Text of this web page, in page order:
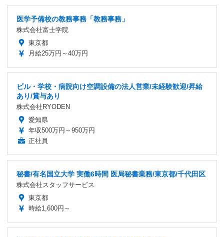
医学予備校の教務事務「教務事務」
株式会社富士学院
東京都
月給25万円～40万円
ビル・学校・病院向け空調設備の法人営業/未経験歓迎/昇給
あり/賞与あり
株式会社RYODEN
愛知県
年収500万円～950万円
正社員
秘書/有名国立大学 実働6時間 医局秘書業務/東京都/千代田区
株式会社スタッフサービス
東京都
時給1,600円～